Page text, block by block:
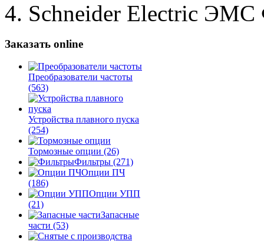
Schneider Electric ЭМС
Заказать online
Преобразователи частоты
(563)
Устройства плавного пуска
(254)
Тормозные опции (26)
Фильтры (271)
Опции ПЧ
(186)
Опции УПП
(21)
Запасные
части (53)